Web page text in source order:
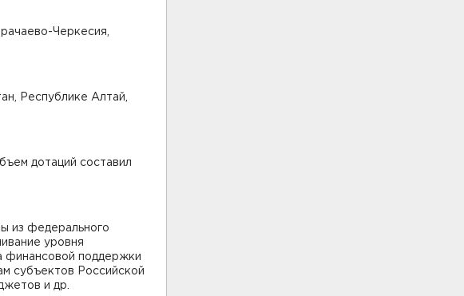
Черкесия,
Республике Алтай,
дотаций составил
из федерального
уровня
финансовой поддержки
субъектов Российской
и др.